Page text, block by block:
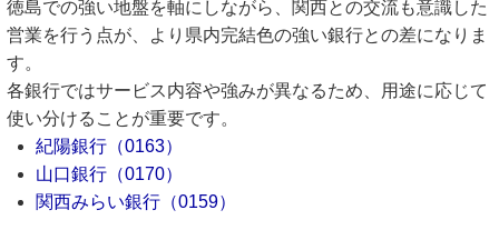
徳島での強い地盤を軸にしながら、関西との交流も意識した
営業を行う点が、より県内完結色の強い銀行との差になりま
す。
各銀行ではサービス内容や強みが異なるため、用途に応じて
使い分けることが重要です。
紀陽銀行（0163）
山口銀行（0170）
関西みらい銀行（0159）